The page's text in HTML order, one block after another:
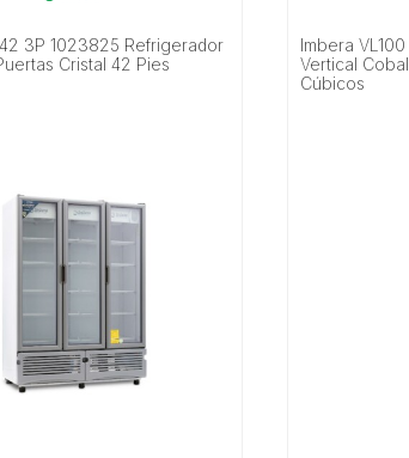
3P 1023825 Refrigerador
Cristal 42 Pies
Imbera
Vertical
Cúbicos